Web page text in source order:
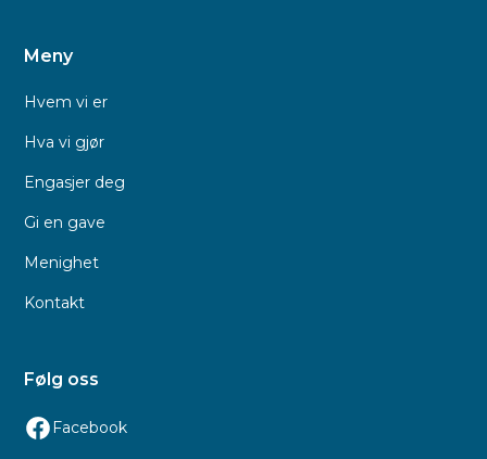
Meny
Hvem vi er
Hva vi gjør
Engasjer deg
Gi en gave
Menighet
Kontakt
Følg oss
Facebook